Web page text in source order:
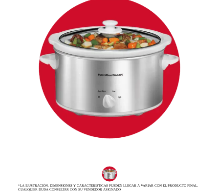
*LA ILUSTRACIÓN, DIMENSIONES Y CARACTERISTICAS PUEDEN LLEGAR A VARIAR CON EL PRODUCTO FINAL,
CUALQUIER DUDA CONSULTAR CON SU VENDEDOR ASIGNADO